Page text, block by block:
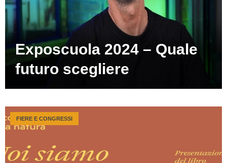
Exposcuola 2024 – Quale
futuro scegliere
FIERE E CONGRESSI